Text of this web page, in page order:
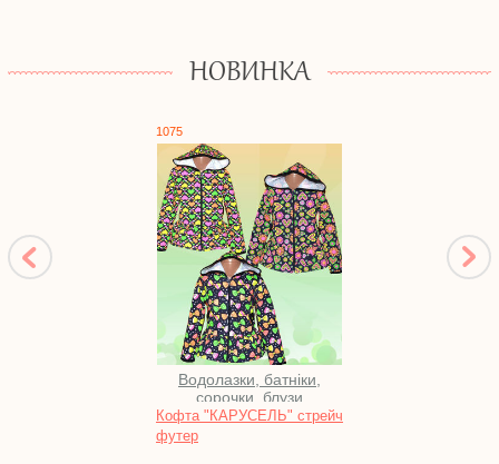
НОВИНКА
1075
Водолазки, батніки,
сорочки, блузи
Кофта "КАРУСЕЛЬ" стрейч
футер